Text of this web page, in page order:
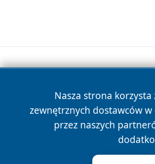
Nasza strona
zewnętrznych dostawców
przez naszych